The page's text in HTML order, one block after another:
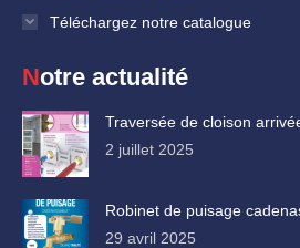
Téléchargez notre catalogue
Notre actualité
Traversée de cloison
2 juillet 2025
Robinet de puisage
29 avril 2025